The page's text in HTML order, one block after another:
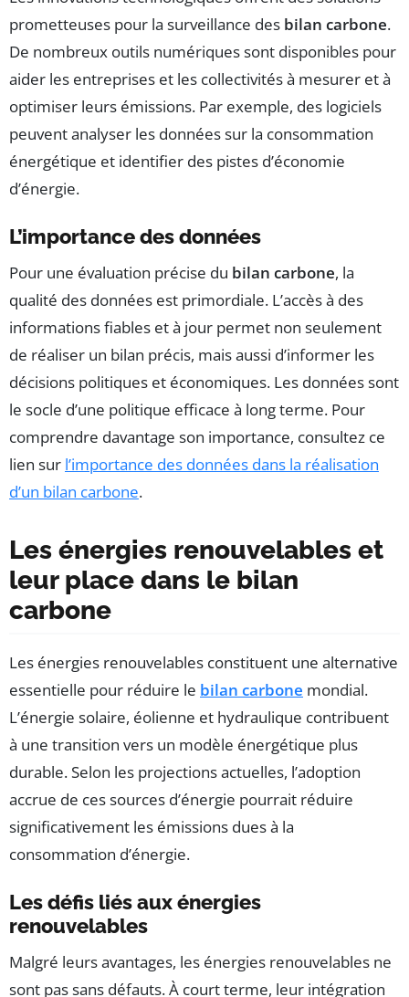
prometteuses pour la surveillance des bilan carbone.
De nombreux outils numériques sont disponibles pour
aider les entreprises et les collectivités à mesurer et à
optimiser leurs émissions. Par exemple, des logiciels
peuvent analyser les données sur la consommation
énergétique et identifier des pistes d’économie
d’énergie.
L’importance des données
Pour une évaluation précise du bilan carbone, la
qualité des données est primordiale. L’accès à des
informations fiables et à jour permet non seulement
de réaliser un bilan précis, mais aussi d’informer les
décisions politiques et économiques. Les données sont
le socle d’une politique efficace à long terme. Pour
comprendre davantage son importance, consultez ce
lien sur l’importance des données dans la réalisation
d’un bilan carbone.
Les énergies renouvelables et
leur place dans le bilan
carbone
Les énergies renouvelables constituent une alternative
essentielle pour réduire le bilan carbone mondial.
L’énergie solaire, éolienne et hydraulique contribuent
à une transition vers un modèle énergétique plus
durable. Selon les projections actuelles, l’adoption
accrue de ces sources d’énergie pourrait réduire
significativement les émissions dues à la
consommation d’énergie.
Les défis liés aux énergies
renouvelables
Malgré leurs avantages, les énergies renouvelables ne
sont pas sans défauts. À court terme, leur intégration